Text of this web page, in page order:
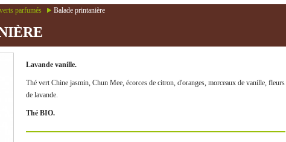
parfumés Balade printanière
Lavande vanille.
Thé vert Chine jasmin, Chun Mee, écorces de citron, d'oranges, morceaux de vanille, fleurs
de lavande.
Thé BIO.